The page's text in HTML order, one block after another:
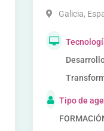
Galicia,
Tipo de